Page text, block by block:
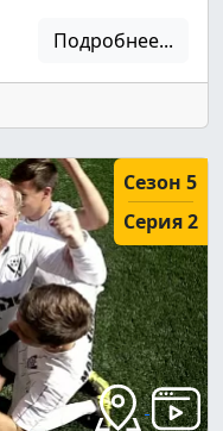
Подробнее...
Сезон 5
Серия 2